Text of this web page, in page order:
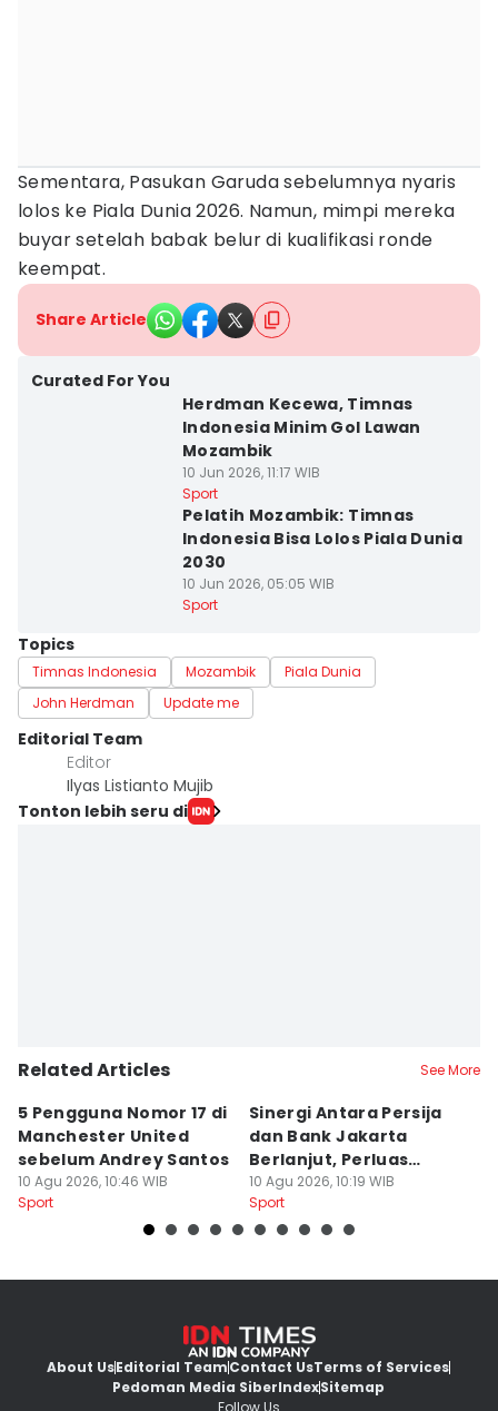
Sementara, Pasukan Garuda sebelumnya nyaris
lolos ke Piala Dunia 2026. Namun, mimpi mereka
buyar setelah babak belur di kualifikasi ronde
keempat.
Share Article
Curated For You
Herdman Kecewa, Timnas
Indonesia Minim Gol Lawan
Mozambik
10 Jun 2026, 11:17 WIB
Sport
Pelatih Mozambik: Timnas
Indonesia Bisa Lolos Piala Dunia
2030
10 Jun 2026, 05:05 WIB
Sport
Topics
Timnas Indonesia Mozambik
Piala Dunia
John Herdman
Update me
Editorial Team
Editor
Ilyas Listianto Mujib
Tonton lebih seru di
Related Articles See More
5 Pengguna Nomor 17 di
Manchester United
sebelum Andrey Santos
10 Agu 2026, 10:46 WIB
Sport
Sinergi Antara Persija
dan Bank Jakarta
Berlanjut, Perluas
Kolaborasi
10 Agu 2026, 10:19 WIB
Sport
About UsEditorial TeamContact UsTerms of Services
Pedoman Media SiberIndexSitemap
Follow Us